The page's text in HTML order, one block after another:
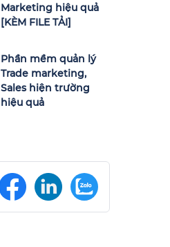
Marketing hiệu quả
[KÈM FILE TẢI]
Phần mềm quản lý
Trade marketing,
Sales hiện trường
hiệu quả